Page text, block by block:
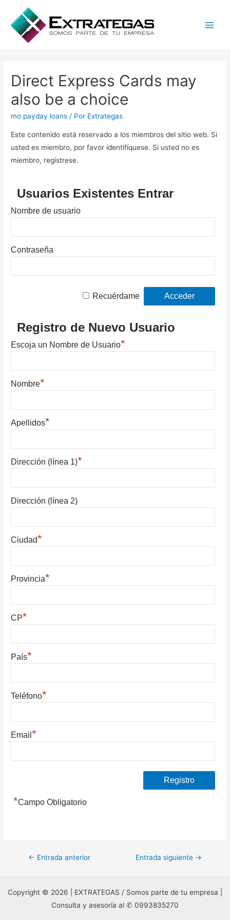
Direct Express Cards may
also be a choice
mo payday loans / Por Extrategas
Este contenido está reservado a los miembros del sitio web. Si
usted es miembro, por favor identifíquese. Si usted no es
miembro, regístrese.
Usuarios Existentes Entrar
Nombre de usuario
Contraseña
Recuérdame
Registro de Nuevo Usuario
Escoja un Nombre de Usuario*
Nombre*
Apellidos*
Dirección (línea 1)*
Dirección (línea 2)
Ciudad*
Provincia*
CP*
País*
Teléfono*
Email*
*Campo Obligatorio
Navegación
entradas
← Entrada anterior Entrada siguiente →
Copyright © 2026 | EXTRATEGAS / Somos parte de tu empresa |
Consulta y asesoría al ✆ 0993835270